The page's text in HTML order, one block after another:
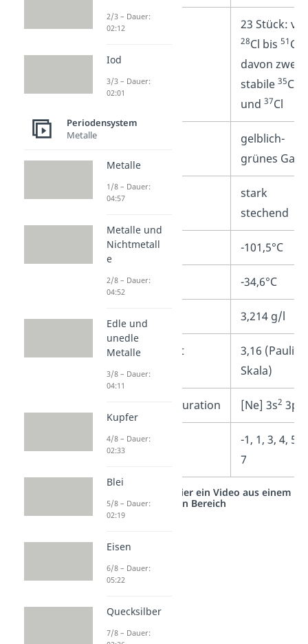
Isotope 23 Stück:
28Cl bis 51Cl,
davon zwei
stabile 35Cl
und 37Cl
Aussehen
gelblich-
grünes Gas
Geruch
stark
stechend
Schmelzpunkt -101,5°C
Siedepunkt -34,6°C
Dichte 3,214 g/l
Elektronegativität
3,16
Skala)
Elektronenkonfiguration [Ne] 3s2 3p
Oxidationszahlen
-1, 1, 3, 4, 5,
7
Studyflix vernetzt: Hier ein Video aus einem
anderen Bereich
2/3 – Dauer:
02:12
Iod
3/3 – Dauer:
02:01
Periodensystem
Metalle
Metalle
1/8 – Dauer:
04:57
Metalle und
Nichtmetall
e
2/8 – Dauer:
04:52
Edle und
unedle
Metalle
3/8 – Dauer:
04:11
Kupfer
4/8 – Dauer:
02:33
Blei
5/8 – Dauer:
02:19
Eisen
6/8 – Dauer:
05:22
Quecksilber
7/8 – Dauer: